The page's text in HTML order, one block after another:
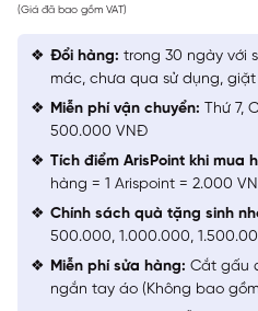
(Giá đã bao gồm VAT)
Đổi hàng: trong 30 ngày với
mác, chưa qua sử dụng,
Miễn phí vận chuyển: Thứ 7,
500.000 VNĐ
Tích điểm ArisPoint khi mua
hàng = 1 Arispoint = 2.000
Chính sách quà tặng sinh
500.000, 1.000.000,
Miễn phí sửa hàng: Cắt gấu
ngắn tay áo (Không bao